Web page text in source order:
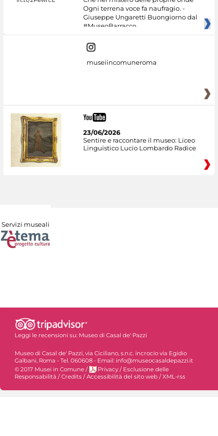
Ogni terrena voce fa naufragio. -
Giuseppe Ungaretti Buongiorno dal
#MuseoBarracco
museiincomuneroma
23/06/2026
Sentire e raccontare il museo: Liceo
Linguistico Lucio Lombardo Radice
Servizi museali
Leggi le recensioni su: Museo di Casal de' Pazzi
Museo di Casal de' Pazzi, via Ciciliano, s.n.c. incrocio via Egidio
Galbani, Roma - Tel. 060608 - Email: info@museocasaldepazzi.it
© 2017 Musei in Comune / Privacy / Esclusione delle
Responsabilità /Credits /Accessibilità del sito web /XML-rss